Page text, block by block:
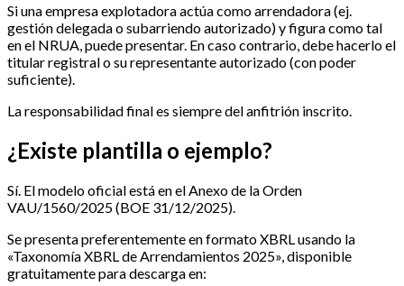
Si una empresa explotadora actúa como arrendadora (ej.
gestión delegada o subarriendo autorizado) y figura como tal
en el NRUA, puede presentar. En caso contrario, debe hacerlo el
titular registral o su representante autorizado (con poder
suficiente).
La responsabilidad final es siempre del anfitrión inscrito.
¿Existe plantilla o ejemplo?
Sí. El modelo oficial está en el Anexo de la Orden
VAU/1560/2025 (BOE 31/12/2025).
Se presenta preferentemente en formato XBRL usando la
«Taxonomía XBRL de Arrendamientos 2025», disponible
gratuitamente para descarga en: